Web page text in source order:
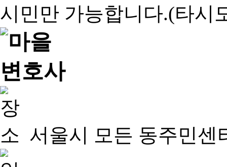
서울시 모든 동주민센